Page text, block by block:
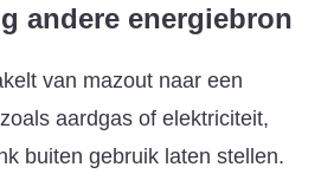
andere energiebron
van mazout naar een
aardgas of elektriciteit,
buiten gebruik laten stellen.